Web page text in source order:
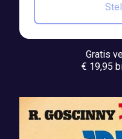
Gratis
€ 19,95